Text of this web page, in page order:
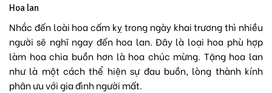
Hoa lan
Nhắc đến loài hoa cấm kỵ trong ngày khai trương thì nhiều
người sẽ nghĩ ngay đến hoa lan. Đây là loại hoa phù hợp
làm hoa chia buồn hơn là hoa chúc mừng. Tặng hoa lan
như là một cách thể hiện sự đau buồn, lòng thành kính
phân ưu với gia đình người mất.